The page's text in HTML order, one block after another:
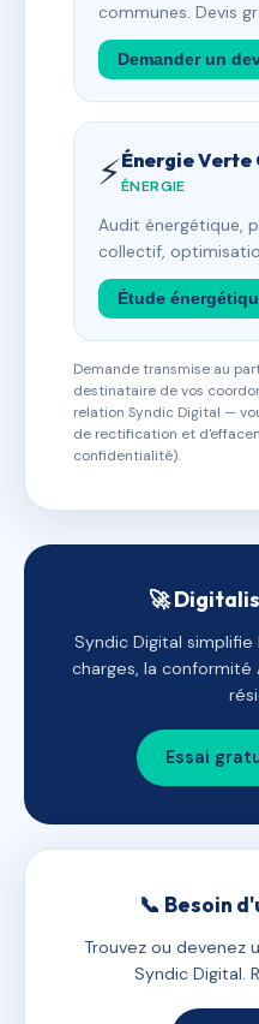
communes. Devis
Demander un
⚡Énergie Verte
ÉNERGIE
Audit énergétique,
collectif,
Étude
Demande transmise au
destinataire de vos
relation Syndic Digital —
de rectification et
confidentialité).
🚀
Syndic Digital
charges, la conformité
Essai
📞 Besoin
Trouvez ou devenez
Syndic Digital.